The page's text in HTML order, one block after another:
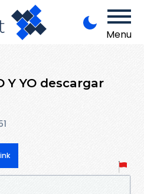
Menu
Y YO descargar